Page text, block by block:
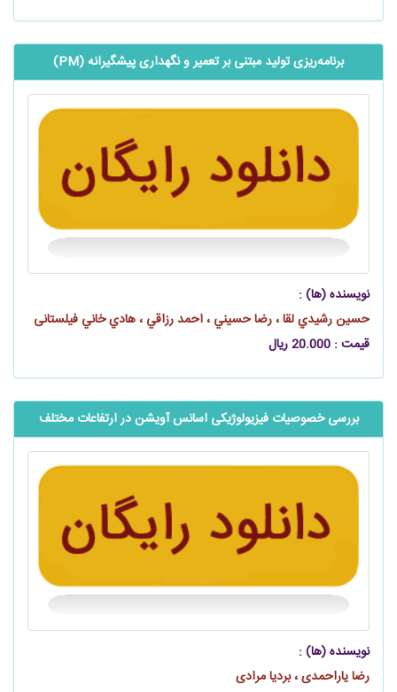
برنامه‌ریزی تولید مبتنی بر تعمیر و نگهداری پیشگیرانه (PM)
نویسنده (ها) :
حسين رشيدي لقا ، رضا حسيني ، احمد رزاقي ، هادي خاني فیلستانی
قیمت : 20.000 ریال
بررسی خصوصیات فیزیولوژیکی اسانس آویشن در ارتفاعات مختلف
نویسنده (ها) :
رضا یاراحمدی ، بردیا مرادی